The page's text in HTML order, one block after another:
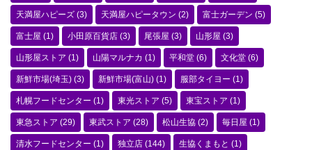
天満屋ハピーズ (3) 天満屋ハピータウン (2) 富士ガーデン (5)
富士屋 (1) 小田原百貨店 (3) 尾張屋 (3) 山形屋 (3)
山形屋ストア (1) 山陽マルナカ (1) 平和堂 (6) 文化堂 (6)
新鮮市場(埼玉) (3) 新鮮市場(富山) (1) 服部タイヨー (1)
札幌フードセンター (1) 東光ストア (5) 東宝ストア (1)
東急ストア (29) 東武ストア (28) 松山生協 (2) 毎日屋 (1)
清水フードセンター (1) 独立店 (144) 生協くまもと (1)